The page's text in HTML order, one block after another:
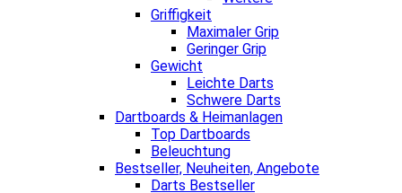
Griffigkeit
Maximaler Grip
Geringer Grip
Gewicht
Leichte Darts
Schwere Darts
Dartboards & Heimanlagen
Top Dartboards
Beleuchtung
Bestseller, Neuheiten, Angebote
Darts Bestseller